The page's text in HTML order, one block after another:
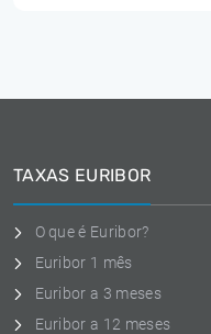
TAXAS EURIBOR
O que é Euribor?
Euribor 1 mês
Euribor a 3 meses
Euribor a 12 meses